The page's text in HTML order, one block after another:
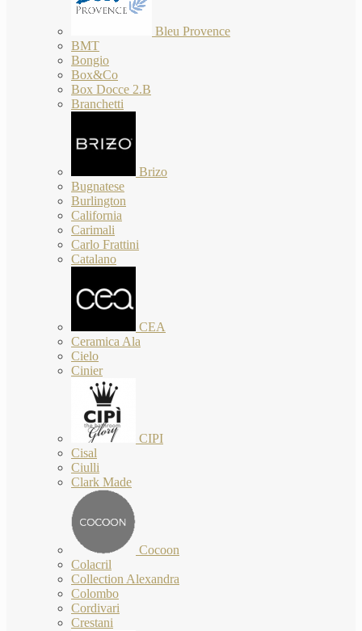
Bleu Provence
BMT
Bongio
Box&Co
Box Docce 2.B
Branchetti
Brizo
Bugnatese
Burlington
California
Carimali
Carlo Frattini
Catalano
CEA
Ceramica Ala
Cielo
Cinier
CIPI
Cisal
Ciulli
Clark Made
Cocoon
Colacril
Collection Alexandra
Colombo
Cordivari
Crestani